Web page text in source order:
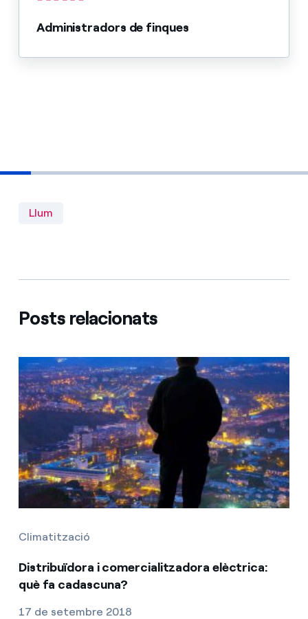
Administradors de finques
Llum
Posts relacionats
Climatització
Distribuïdora i comercialitzadora elèctrica:
què fa cadascuna?
17 de setembre 2018